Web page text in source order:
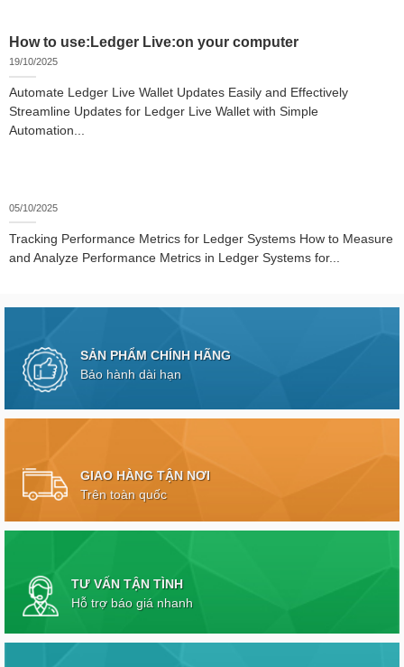
How to use:Ledger Live:on your computer
19/10/2025
Automate Ledger Live Wallet Updates Easily and Effectively
Streamline Updates for Ledger Live Wallet with Simple
Automation...
05/10/2025
Tracking Performance Metrics for Ledger Systems How to Measure
and Analyze Performance Metrics in Ledger Systems for...
SẢN PHẨM CHÍNH HÃNG
Bảo hành dài hạn
GIAO HÀNG TẬN NƠI
Trên toàn quốc
TƯ VẤN TẬN TÌNH
Hỗ trợ báo giá nhanh